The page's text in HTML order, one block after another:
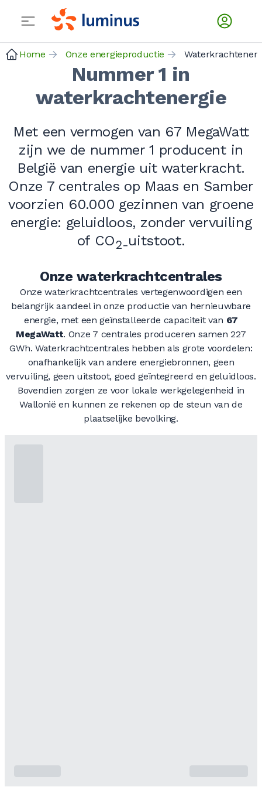
Home Onze energieproductie
Nummer 1 in
waterkrachtenergie
Met een vermogen van 67 MegaWatt
zijn we de nummer 1 producent in
België van energie uit waterkracht.
Onze 7 centrales op Maas en Samber
voorzien 60.000 gezinnen van groene
energie: geluidloos, zonder vervuiling
of CO2-uitstoot.
Onze waterkrachtcentrales
Onze waterkrachtcentrales vertegenwoordigen een
belangrijk aandeel in onze productie van hernieuwbare
energie, met een geïnstalleerde capaciteit van 67
MegaWatt. Onze 7 centrales produceren samen 227
GWh. Waterkrachtcentrales hebben als grote voordelen:
onafhankelijk van andere energiebronnen, geen
vervuiling, geen uitstoot, goed geïntegreerd en geluidloos.
Bovendien zorgen ze voor lokale werkgelegenheid in
Wallonië en kunnen ze rekenen op de steun van de
plaatselijke bevolking.